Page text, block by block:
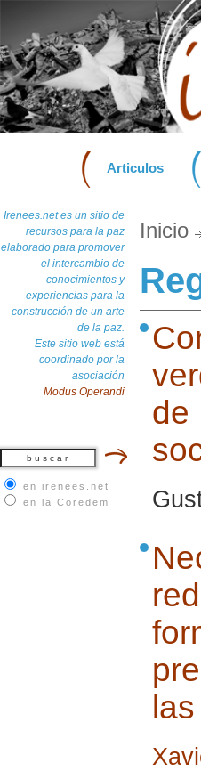
Articulos
Irenees.net es un sitio de
recursos para la paz
elaborado para promover
el intercambio de
conocimientos y
experiencias para la
construcción de un arte
de la paz.
Este sitio web está
coordinado por la
asociación
Modus Operandi
en irenees.net
en la Coredem
Inicio